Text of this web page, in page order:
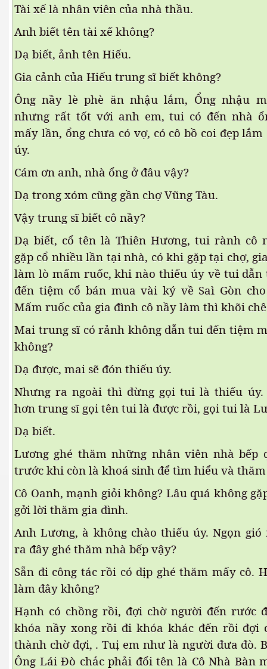
Tài xế là nhân viên của nhà thầu.
Anh biết tên tài xế không?
Dạ biết, ảnh tên Hiếu.
Gia cảnh của Hiếu trung sĩ biết không?
Ông nầy lè phè ăn nhậu lắm, Ổng nhậu
nhưng rất tốt với anh em, tui có đến nhà
mấy lần, ổng chưa có vợ, có cô bồ coi đẹp
úy.
Cám ơn anh, nhà ổng ở đâu vậy?
Dạ trong xóm cũng gần chợ Vũng Tàu.
Vậy trung sĩ biết cô nầy?
Dạ biết, cổ tên là Thiên Hương, tui rành cô
gặp cổ nhiều lần tại nhà, có khi gặp tại chợ,
làm lò mấm ruốc, khi nào thiếu úy về tui dẫn
đến tiệm cổ bán mua vài ký về Saì Gòn
Mấm ruốc của gia đình cô nầy làm thì khõi
Mai trung sĩ có rảnh không dẫn tui đến tiệm
không?
Dạ được, mai sẽ đón thiếu úy.
Nhưng ra ngoài thì đừng gọi tui là thiếu úy.
hơn trung sĩ gọi tên tui là được rồi, gọi tui là
Dạ biết.
Lương ghé thăm những nhân viên nhà bếp
trước khi còn là khoá sinh để tìm hiểu và
Cô Oanh, mạnh giỏi không? Lâu quá không
gởi lời thăm gia đình.
Anh Lương, à không chào thiếu úy. Ngọn gió
ra đây ghé thăm nhà bếp vậy?
Sẵn đi công tác rồi có dịp ghé thăm mấy cô.
làm đây không?
Hạnh có chồng rồi, đợi chờ người đến rước
khóa nầy xong rồi đi khóa khác đến rồi đợi
thành chờ đợi, . Tuị em như là người đưa đò.
Ông Lái Đò chắc phải đổi tên là Cô Nhà Bàn
2
trên đất lạ
Kao